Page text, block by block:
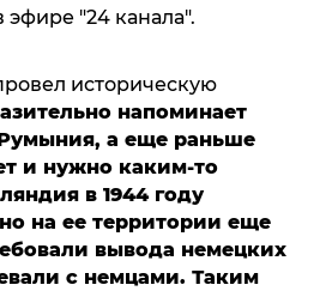
эфире "24 канала".
историческую
напоминает
а еще раньше
и нужно каким-то
в 1944 году
на ее территории еще
вывода немецких
с немцами. Таким